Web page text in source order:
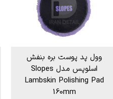
وول پد پوست بره بنفش
اسلوپس مدل Slopes
Lambskin Polishing Pad
160mm